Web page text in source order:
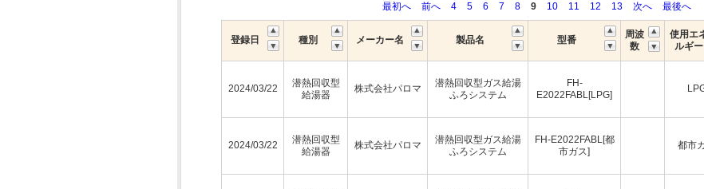
最初へ
前へ 4 5 6 7 8 9 10 11 12 13 次へ 最後へ
登録日 種別 メーカー名 製品名 型番
周波
数
使用エ
ルギー
2024/03/22
潜熱回収型
給湯器
株式会社パロマ
潜熱回収型ガス給湯
ふろシステム
FH-
E2022FABL[LPG]
2024/03/22
潜熱回収型
給湯器
株式会社パロマ
潜熱回収型ガス給湯
ふろシステム
FH-E2022FABL[都
市ガス]
都市